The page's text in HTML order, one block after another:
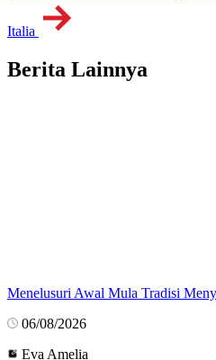
Italia
Berita Lainnya
Menelusuri Awal Mula Tradisi
06/08/2026
Eva Amelia